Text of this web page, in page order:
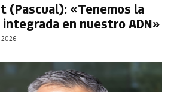
(Pascual): «Tenemos la
en nuestro ADN»